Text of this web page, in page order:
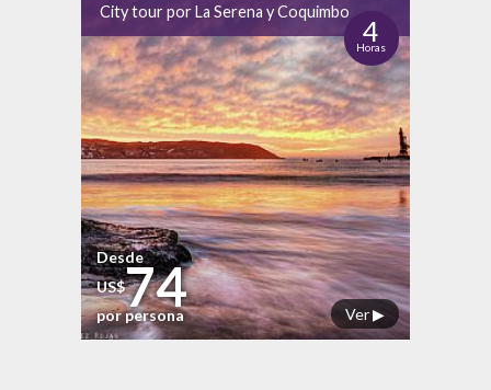
City tour por La Serena y Coquimbo
4
Horas
Ver ▶
Desde
US$74
por persona